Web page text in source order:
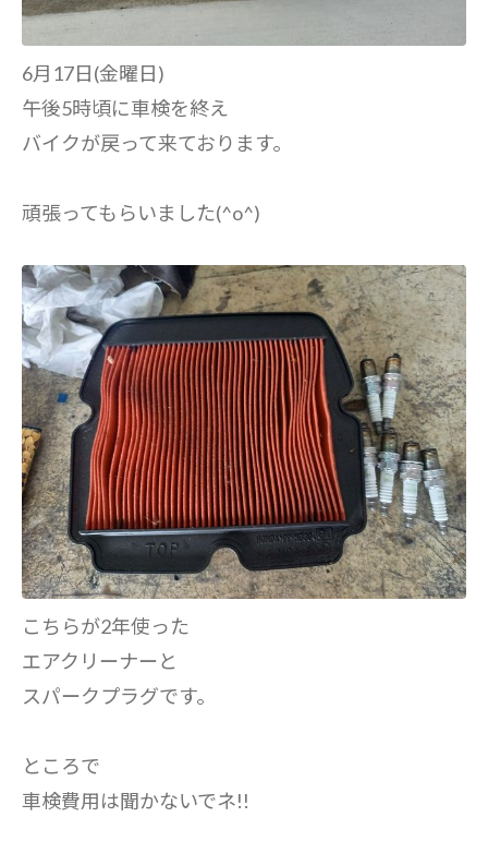
6月17日(金曜日)
午後5時頃に車検を終え
バイクが戻って来ております。
頑張ってもらいました(^o^)
こちらが2年使った
エアクリーナーと
スパークプラグです。
ところで
車検費用は聞かないでネ!!